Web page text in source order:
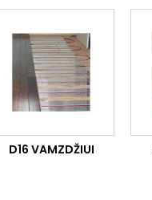
D16 VAMZDŽIUI